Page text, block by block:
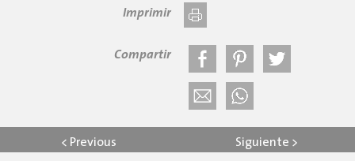
Imprimir
Compartir
< Previous Siguiente >